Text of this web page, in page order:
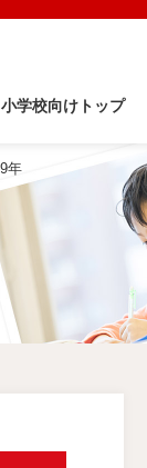
小学校向けトップ
年